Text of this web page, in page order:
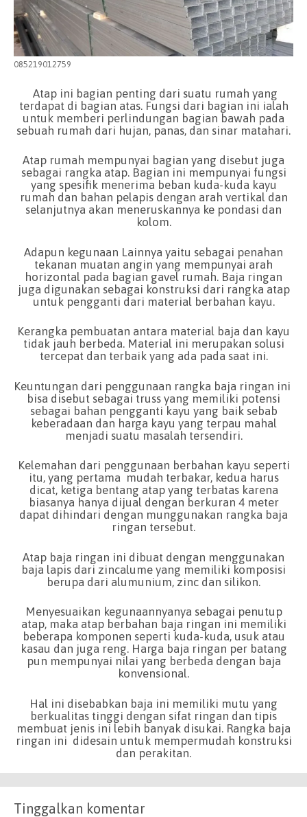
085219012759
Atap ini bagian penting dari suatu rumah yang
terdapat di bagian atas. Fungsi dari bagian ini ialah
untuk memberi perlindungan bagian bawah pada
sebuah rumah dari hujan, panas, dan sinar matahari.
Atap rumah mempunyai bagian yang disebut juga
sebagai rangka atap. Bagian ini mempunyai fungsi
yang spesifik menerima beban kuda-kuda kayu
rumah dan bahan pelapis dengan arah vertikal dan
selanjutnya akan meneruskannya ke pondasi dan
kolom.
Adapun kegunaan Lainnya yaitu sebagai penahan
tekanan muatan angin yang mempunyai arah
horizontal pada bagian gavel rumah. Baja ringan
juga digunakan sebagai konstruksi dari rangka atap
untuk pengganti dari material berbahan kayu.
Kerangka pembuatan antara material baja dan kayu
tidak jauh berbeda. Material ini merupakan solusi
tercepat dan terbaik yang ada pada saat ini.
Keuntungan dari penggunaan rangka baja ringan ini
bisa disebut sebagai truss yang memiliki potensi
sebagai bahan pengganti kayu yang baik sebab
keberadaan dan harga kayu yang terpau mahal
menjadi suatu masalah tersendiri.
Kelemahan dari penggunaan berbahan kayu seperti
itu, yang pertama mudah terbakar, kedua harus
dicat, ketiga bentang atap yang terbatas karena
biasanya hanya dijual dengan berkuran 4 meter
dapat dihindari dengan munggunakan rangka baja
ringan tersebut.
Atap baja ringan ini dibuat dengan menggunakan
baja lapis dari zincalume yang memiliki komposisi
berupa dari alumunium, zinc dan silikon.
Menyesuaikan kegunaannyanya sebagai penutup
atap, maka atap berbahan baja ringan ini memiliki
beberapa komponen seperti kuda-kuda, usuk atau
kasau dan juga reng. Harga baja ringan per batang
pun mempunyai nilai yang berbeda dengan baja
konvensional.
Hal ini disebabkan baja ini memiliki mutu yang
berkualitas tinggi dengan sifat ringan dan tipis
membuat jenis ini lebih banyak disukai. Rangka baja
ringan ini didesain untuk mempermudah konstruksi
dan perakitan.
Tinggalkan komentar